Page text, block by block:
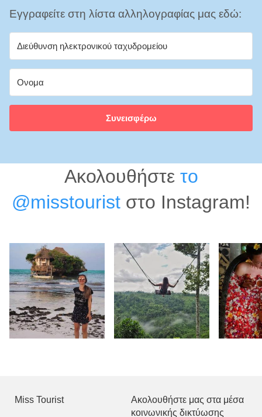
Εγγραφείτε στη λίστα αλληλογραφίας μας εδώ:
Συνεισφέρω
Ακολουθήστε το
@misstourist στο Instagram!
Miss Tourist
Ακολουθήστε μας στα μέσα
κοινωνικής δικτύωσης